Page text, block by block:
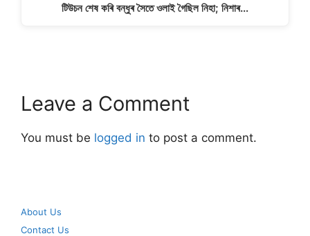
টিউচন শেষ কৰি বন্ধুৰ সৈতে ওলাই গৈছিল নিহা; নিশাৰ…
Leave a Comment
You must be logged in to post a comment.
About Us
Contact Us